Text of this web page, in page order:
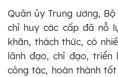
Quân ủy Trung ương,
chỉ huy các cấp đã nỗ
khăn, thách thức, có
lãnh đạo, chỉ đạo,
công tác, hoàn thành